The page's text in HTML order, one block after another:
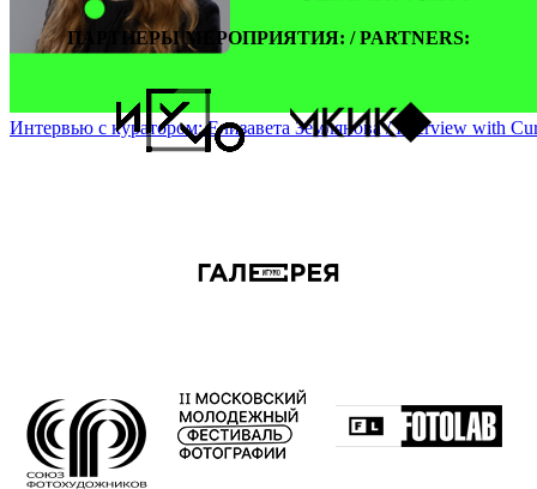
Интервью с куратором: Елизавета Землянова / Interview with
ПАРТНЕРЫ МЕРОПРИЯТИЯ: / PARTNERS: